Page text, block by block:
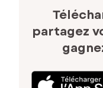
partagez